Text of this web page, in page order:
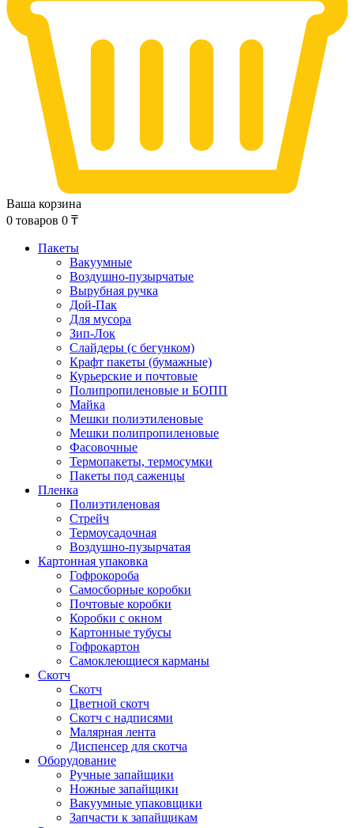
Ваша корзина
0 товаров 0 ₸
Пакеты
Вакуумные
Воздушно-пузырчатые
Вырубная ручка
Дой-Пак
Для мусора
Зип-Лок
Слайдеры (с бегунком)
Крафт пакеты (бумажные)
Курьерские и почтовые
Полипропиленовые и БОПП
Майка
Мешки полиэтиленовые
Мешки полипропиленовые
Фасовочные
Термопакеты, термосумки
Пакеты под саженцы
Пленка
Полиэтиленовая
Стрейч
Термоусадочная
Воздушно-пузырчатая
Картонная упаковка
Гофрокороба
Самосборные коробки
Почтовые коробки
Коробки с окном
Картонные тубусы
Гофрокартон
Самоклеющиеся карманы
Скотч
Скотч
Цветной скотч
Скотч с надписями
Малярная лента
Диспенсер для скотча
Оборудование
Ручные запайщики
Ножные запайщики
Вакуумные упаковщики
Запчасти к запайщикам